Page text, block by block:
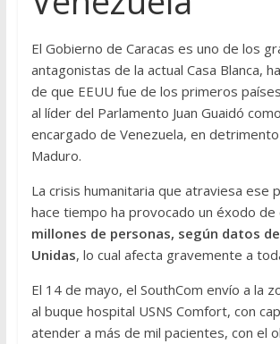
El Gobierno de Caracas es uno de los
antagonistas de la actual Casa Blanca,
de que EEUU fue de los primeros
al líder del Parlamento Juan Guaidó
encargado de Venezuela, en
Maduro.
La crisis humanitaria que atraviesa ese
hace tiempo ha provocado un éxodo de
millones de personas, según datos
Unidas, lo cual afecta gravemente a
El 14 de mayo, el SouthCom envío a la
al buque hospital USNS Comfort, con
atender a más de mil pacientes, con el